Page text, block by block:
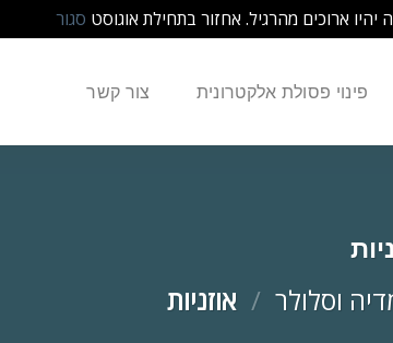
ארוכים מהרגיל. אחזור בתחילת אוגוסט סגור
פינוי פסולת אלקטרונית צור קשר
וסלולר / אוזניות